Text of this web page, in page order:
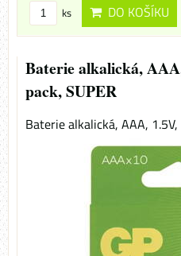
ks DO KOŠÍKU
Baterie alkalická,
pack, SUPER
Baterie alkalická, AAA,